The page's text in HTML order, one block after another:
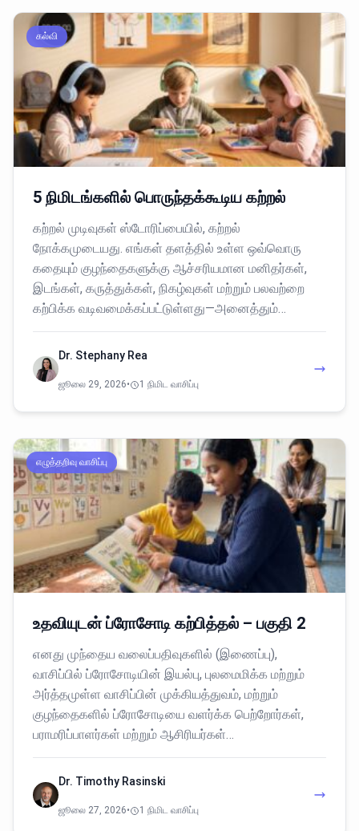
கல்வி
5 நிமிடங்களில் பொருந்தக்கூடிய கற்றல்
கற்றல் முடிவுகள் ஸ்டோரிப்பையில், கற்றல்
நோக்கமுடையது. எங்கள் தளத்தில் உள்ள ஒவ்வொரு
கதையும் குழந்தைகளுக்கு ஆச்சரியமான மனிதர்கள்,
இடங்கள், கருத்துக்கள், நிகழ்வுகள் மற்றும் பலவற்றை
கற்பிக்க வடிவமைக்கப்பட்டுள்ளது—அனைத்தும்…
Dr. Stephany Rea
ஜூலை 29, 2026• 1 நிமிட வாசிப்பு
எழுத்தறிவு வாசிப்பு
உதவியுடன் ப்ரோசோடி கற்பித்தல் – பகுதி 2
எனது முந்தைய வலைப்பதிவுகளில் (இணைப்பு),
வாசிப்பில் ப்ரோசோடியின் இயல்பு, புலமைமிக்க மற்றும்
அர்த்தமுள்ள வாசிப்பின் முக்கியத்துவம், மற்றும்
குழந்தைகளில் ப்ரோசோடியை வளர்க்க பெற்றோர்கள்,
பராமரிப்பாளர்கள் மற்றும் ஆசிரியர்கள்…
Dr. Timothy Rasinski
ஜூலை 27, 2026• 1 நிமிட வாசிப்பு